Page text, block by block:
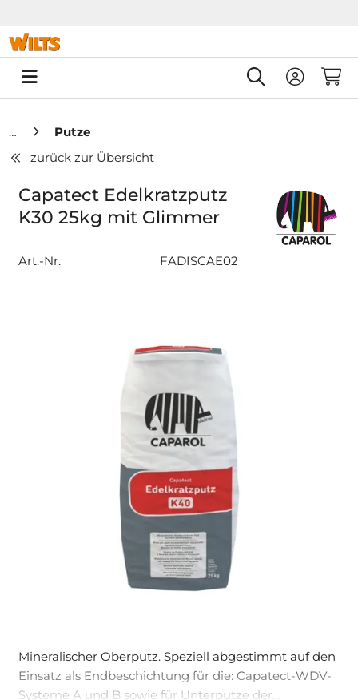
0
Putze
zurück zur Übersicht
Capatect Edelkratzputz
K30 25kg mit Glimmer
Art.-Nr. FADISCAE02
Mineralischer Oberputz. Speziell abge­stimmt auf den
Einsatz als Endbeschich­tung für die: Capatect-WDV-
Systeme A und B sowie für Unter­putze der